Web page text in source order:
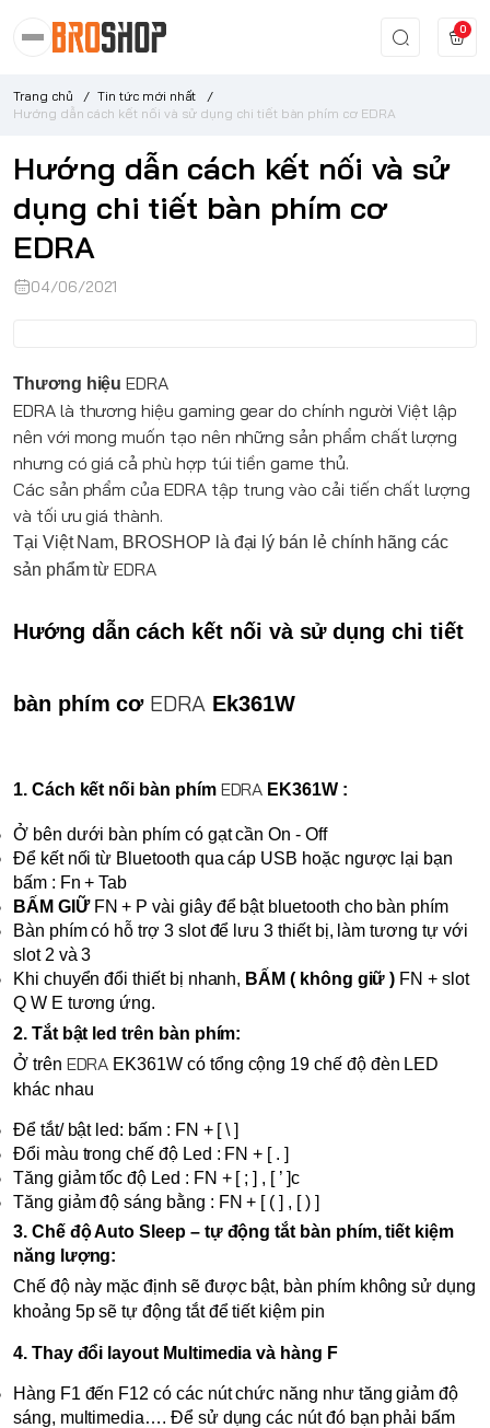
0
Trang chủ / Tin tức mới nhất
/
Hướng dẫn cách kết nối và sử dụng chi tiết bàn phím cơ EDRA
Hướng dẫn cách kết nối và sử
dụng chi tiết bàn phím cơ
EDRA
04/06/2021
Thương hiệuEDRA
EDRA là thương hiệu gaming gear do chính người Việt lập
nên với mong muốn tạo nên những sản phẩm chất lượng
nhưng có giá cả phù hợp túi tiền game thủ.
Các sản phẩm củaEDRA tập trung vào cải tiến chất lượng
và tối ưu giá thành.
Tại Việt Nam, BROSHOP là đại lý bán lẻ chính hãng các
sản phẩm từEDRA
Hướng dẫn cách kết nối và sử dụng chi tiết
bàn phím cơ EDRA Ek361W
1. Cách kết nối bàn phím EDRA EK361W :
Ở bên dưới bàn phím có gạt cần On - Off
Để kết nối từ Bluetooth qua cáp USB hoặc ngược lại bạn
bấm : Fn + Tab
BẤM GIỮ FN + P vài giây để bật bluetooth cho bàn phím
Bàn phím có hỗ trợ 3 slot để lưu 3 thiết bị, làm tương tự với
slot 2 và 3
Khi chuyển đổi thiết bị nhanh, BẤM ( không giữ ) FN + slot
Q W E tương ứng.
2. Tắt bật led trên bàn phím:
Ở trên EDRA EK361W có tổng cộng 19 chế độ đèn LED
khác nhau
Để tắt/ bật led: bấm : FN + [ \ ]
Đổi màu trong chế độ Led : FN + [ . ]
Tăng giảm tốc độ Led : FN + [ ; ] , [ ’ ]c
Tăng giảm độ sáng bằng : FN + [ ( ] , [ ) ]
3. Chế độ Auto Sleep – tự động tắt bàn phím, tiết kiệm
năng lượng:
Chế độ này mặc định sẽ được bật, bàn phím không sử dụng
khoảng 5p sẽ tự động tắt để tiết kiệm pin
4. Thay đổi layout Multimedia và hàng F
Hàng F1 đến F12 có các nút chức năng như tăng giảm độ
sáng, multimedia…. Để sử dụng các nút đó bạn phải bấm